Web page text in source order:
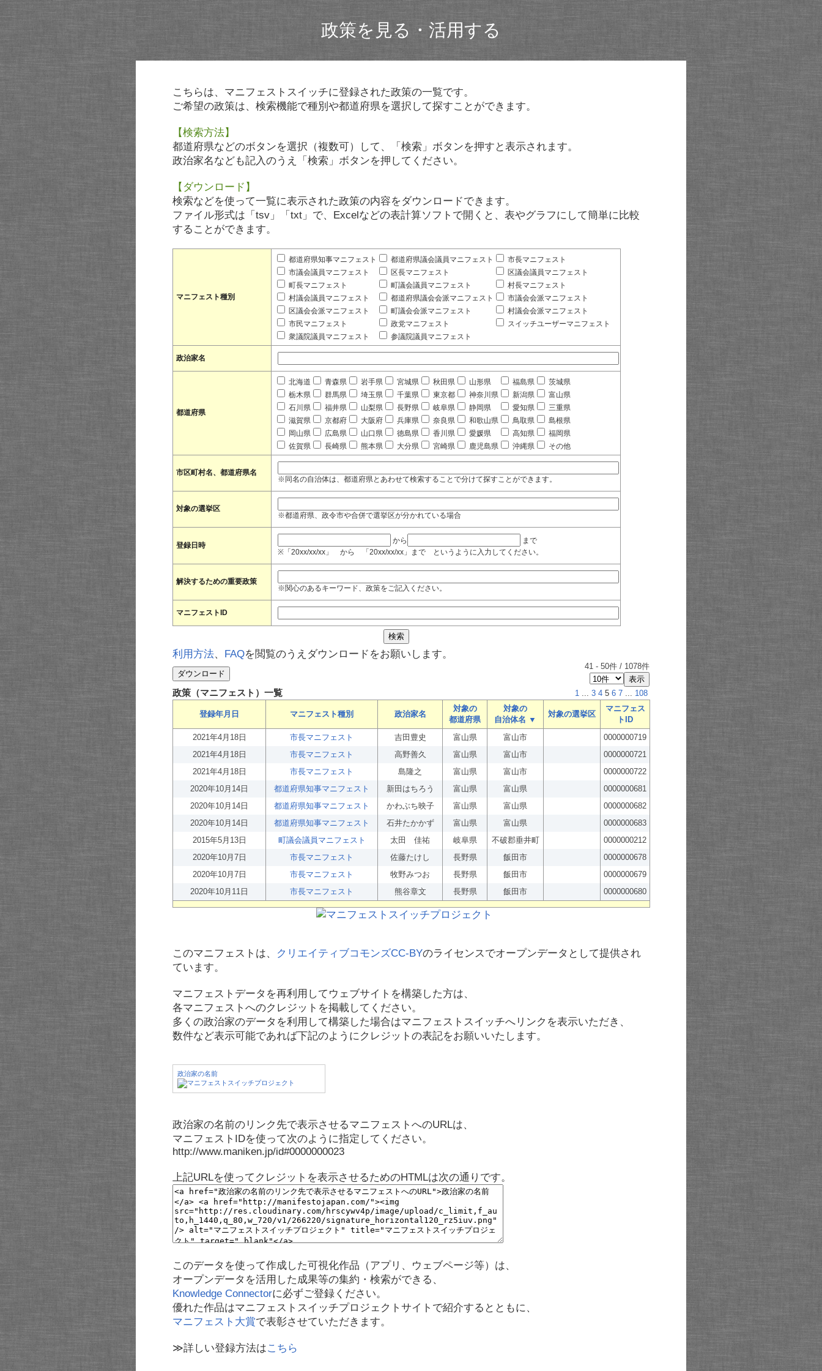
政策を見る・活用する
こちらは、マニフェストスイッチに登録された政策の一覧です。
ご希望の政策は、検索機能で種別や都道府県を選択して探すことができます。
【検索方法】
都道府県などのボタンを選択（複数可）して、「検索」ボタンを押すと表示されます。
政治家名なども記入のうえ「検索」ボタンを押してください。
【ダウンロード】
検索などを使って一覧に表示された政策の内容をダウンロードできます。
ファイル形式は「tsv」「txt」で、Excelなどの表計算ソフトで開くと、表やグラフにして簡単に比較
することができます。
マニフェスト種別
都道府県知事マニフェスト 都道府県議会議員マニフェスト
市長マニフェスト
市議会議員マニフェスト
区長マニフェスト
区議会議員マニフェスト
町長マニフェスト
町議会議員マニフェスト
村長マニフェスト
村議会議員マニフェスト
都道府県議会会派マニフェスト
市議会会派マニフェスト
区議会会派マニフェスト
町議会会派マニフェスト
村議会会派マニフェスト
市民マニフェスト
政党マニフェスト
スイッチユーザーマニフェスト
衆議院議員マニフェスト
参議院議員マニフェスト
政治家名
都道府県
北海道 青森県 岩手県 宮城県 秋田県 山形県 福島県
茨城県
栃木県
群馬県 埼玉県 千葉県 東京都 神奈川県 新潟県
富山県
石川県
福井県 山梨県 長野県 岐阜県 静岡県 愛知県
三重県
滋賀県
京都府 大阪府 兵庫県 奈良県 和歌山県 鳥取県
島根県
岡山県
広島県 山口県 徳島県 香川県 愛媛県 高知県
福岡県
佐賀県
長崎県 熊本県 大分県 宮崎県 鹿児島県 沖縄県 その他
市区町村名、都道府県名
※同名の自治体は、都道府県とあわせて検索することで分けて探すことができます。
対象の選挙区
※都道府県、政令市や合併で選挙区が分かれている場合
登録日時
から
まで
※「20xx/xx/xx」 から 「20xx/xx/xx」まで というように入力してください。
解決するための重要政策
※関心のあるキーワード、政策をご記入ください。
マニフェストID
利用方法、 FAQを閲覧のうえダウンロードをお願いします。
41 - 50件 / 1078件
政策（マニフェスト）一覧 1 ... 3 4 5 6 7 ... 108
登録年月日 マニフェスト種別 政治家名
対象の
都道府県
対象の
自治体名 ▼
対象の選挙区
マニフェス
トID
2021年4月18日
市長マニフェスト 吉田豊史 富山県 富山市
0000000719
2021年4月18日
市長マニフェスト 高野善久 富山県 富山市
0000000721
2021年4月18日
市長マニフェスト 島隆之 富山県 富山市
0000000722
2020年10月14日
都道府県知事マニフェスト 新田はちろう 富山県 富山県
0000000681
2020年10月14日
都道府県知事マニフェスト かわぶち映子 富山県 富山県
0000000682
2020年10月14日
都道府県知事マニフェスト 石井たかかず 富山県 富山県
0000000683
2015年5月13日
町議会議員マニフェスト 太田 佳祐 岐阜県 不破郡垂井町
0000000212
2020年10月7日
市長マニフェスト 佐藤たけし 長野県 飯田市
0000000678
2020年10月7日
市長マニフェスト 牧野みつお 長野県 飯田市
0000000679
2020年10月11日
市長マニフェスト 熊谷章文 長野県 飯田市 0000000680
このマニフェストは、 クリエイティブコモンズCC-BYのライセンスでオープンデータとして提供され
ています。
マニフェストデータを再利用してウェブサイトを構築した方は、
各マニフェストへのクレジットを掲載してください。
多くの政治家のデータを利用して構築した場合はマニフェストスイッチへリンクを表示いただき、
数件など表示可能であれば下記のようにクレジットの表記をお願いいたします。
政治家の名前
政治家の名前のリンク先で表示させるマニフェストへのURLは、
マニフェストIDを使って次のように指定してください。
http://www.maniken.jp/id#0000000023
上記URLを使ってクレジットを表示させるためのHTMLは次の通りです。
このデータを使って作成した可視化作品（アプリ、ウェブページ等）は、
オープンデータを活用した成果等の集約・検索ができる、
Knowledge Connectorに必ずご登録ください。
優れた作品はマニフェストスイッチプロジェクトサイトで紹介するとともに、
マニフェスト大賞で表彰させていただきます。
≫詳しい登録方法はこちら